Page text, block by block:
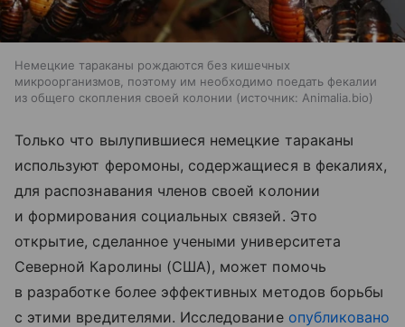
Немецкие тараканы рождаются без кишечных
микроорганизмов, поэтому им необходимо поедать фекалии
из общего скопления своей колонии
источник: Animalia.bio
Только что вылупившиеся немецкие тараканы
используют феромоны, содержащиеся в фекалиях,
для распознавания членов своей колонии
и формирования социальных связей. Это
открытие, сделанное учеными университета
Северной Каролины (США), может помочь
в разработке более эффективных методов борьбы
с этими вредителями. Исследование опубликовано